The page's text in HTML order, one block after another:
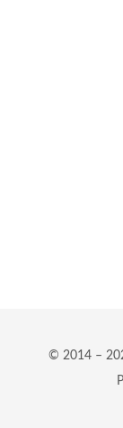
© 2014 –